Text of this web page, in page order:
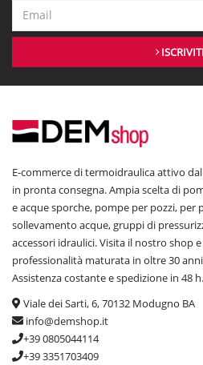
ISCRIVITI
E-commerce di termoidraulica attivo
in pronta consegna. Ampia scelta di
e acque sporche, pompe per pozzi, per
sollevamento acque, gruppi di
accessori idraulici. Visita il nostro shop
professionalità maturata in oltre 30
Assistenza costante e spedizione in 48 h.
Viale dei Sarti, 6, 70132 Modugno BA
info@demshop.it
+39 0805044114
+39 3351703409